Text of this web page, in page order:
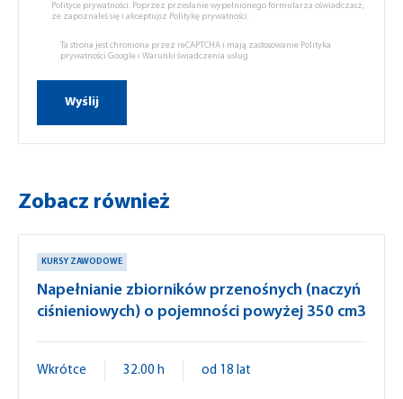
Polityce prywatności. Poprzez przesłanie wypełnionego formularza oświadczasz,
że zapoznałeś się i akceptujsz Politykę prywatności.
Ta strona jest chroniona przez reCAPTCHA i mają zastosowanie Polityka
prywatności Google i Warunki świadczenia usług
Zobacz również
KURSY ZAWODOWE
Napełnianie zbiorników przenośnych (naczyń
ciśnieniowych) o pojemności powyżej 350 cm3
Wkrótce 32.00 h od 18 lat